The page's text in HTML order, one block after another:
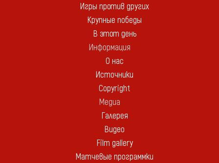
Игры против других
Крупные победы
В этот день
Информация
О нас
Источники
Copyright
Медиа
Галерея
Видео
Film gallery
Матчевые программки